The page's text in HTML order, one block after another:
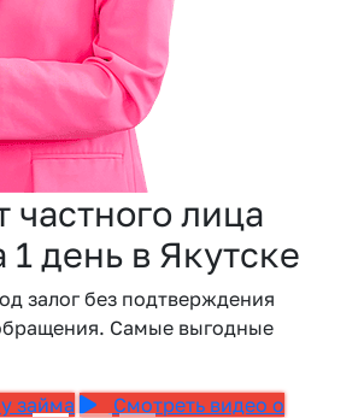
частного лица
1 день в Якутске
залог без подтверждения
Самые выгодные
займа
Смотреть видео о